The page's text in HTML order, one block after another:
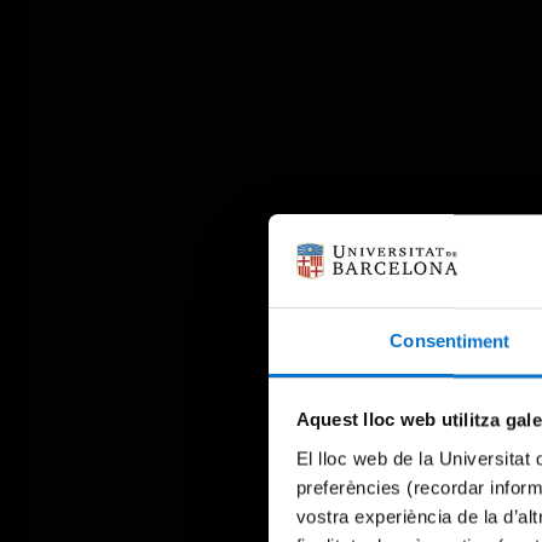
Consentiment
Aquest lloc web utilitza
El lloc web de la Universitat
preferències (recordar
vostra experiència de la